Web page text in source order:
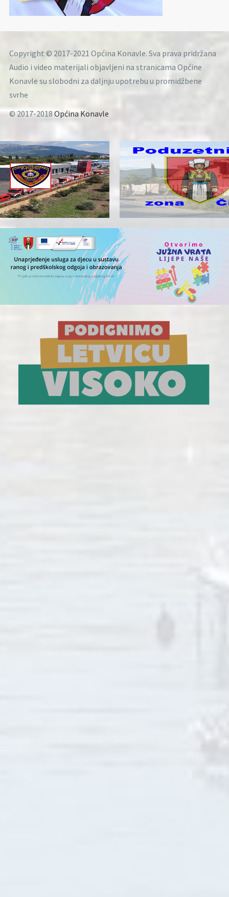
Copyright © 2017-2021 Općina Konavle. Sva prava pridržana
Audio i video materijali objavljeni na stranicama Općine
Konavle su slobodni za daljnju upotrebu u promidžbene
svrhe
© 2017-2018Općina Konavle